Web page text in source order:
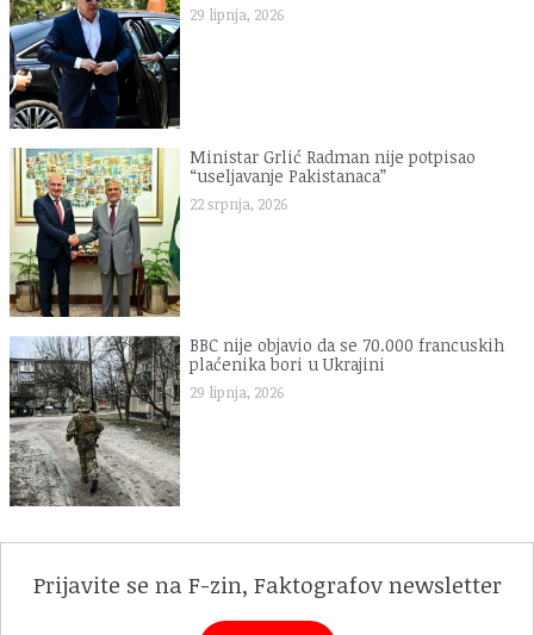
29 lipnja, 2026
Ministar Grlić Radman nije potpisao
“useljavanje Pakistanaca”
22 srpnja, 2026
BBC nije objavio da se 70.000 francuskih
plaćenika bori u Ukrajini
29 lipnja, 2026
Prijavite se na F-zin, Faktografov newsletter